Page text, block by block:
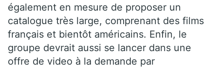
également en mesure de proposer un
catalogue très large, comprenant des films
français et bientôt américains. Enfin, le
groupe devrait aussi se lancer dans une
offre de video à la demande par